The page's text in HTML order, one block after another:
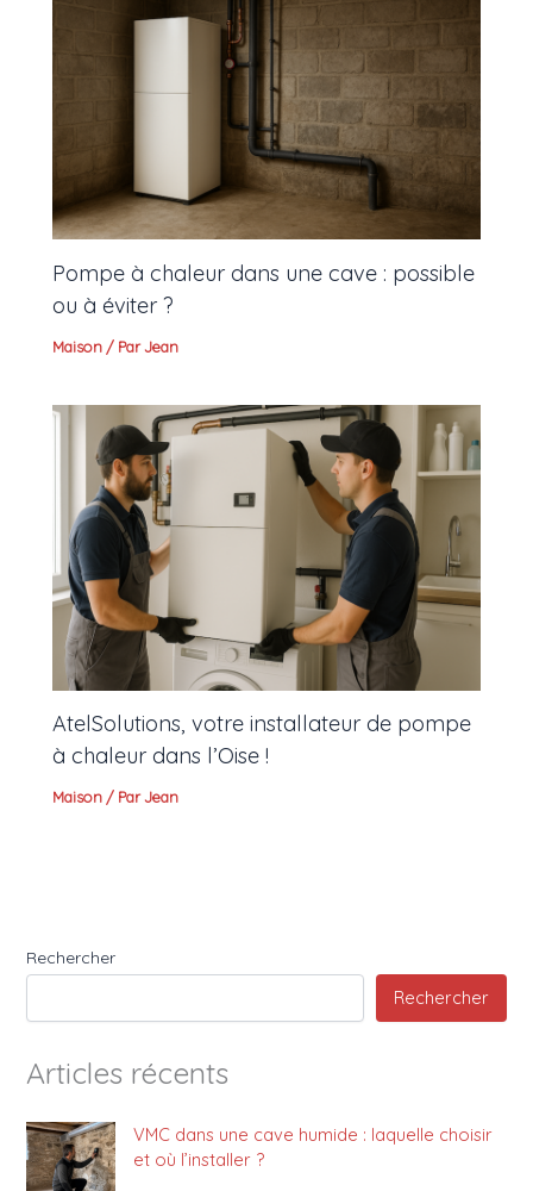
Pompe à chaleur dans une cave : possible
ou à éviter ?
Maison / ParJean
AtelSolutions, votre installateur de pompe
à chaleur dans l’Oise !
Maison / ParJean
Rechercher
Rechercher
Articles récents
VMC dans une cave humide : laquelle choisir
et où l’installer ?